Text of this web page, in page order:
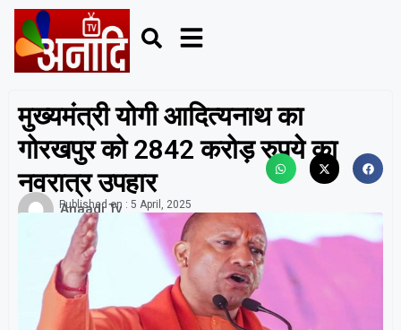
मुख्यमंत्री योगी आदित्यनाथ का
गोरखपुर को 2842 करोड़ रुपये का
नवरात्र उपहार
Anaadi Tv
Published on : 5 April, 2025